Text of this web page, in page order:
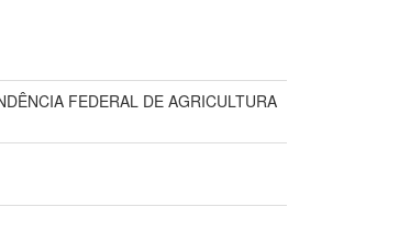
FEDERAL DE AGRICULTURA